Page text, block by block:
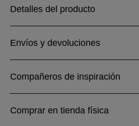
Detalles del producto
Envíos y devoluciones
Compañeros de inspiración
Comprar en tienda física